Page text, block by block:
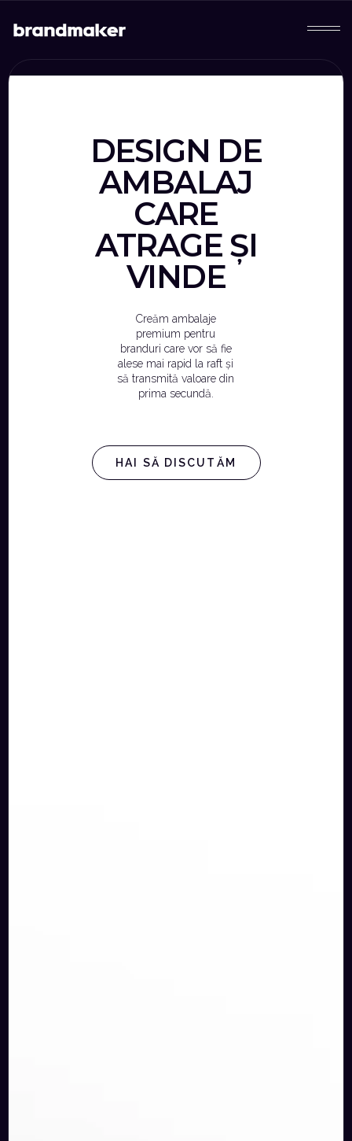
DESIGN DE
AMBALAJ
CARE
ATRAGE ȘI
VINDE
Creăm ambalaje
premium pentru
branduri care vor să fie
alese mai rapid la raft și
să transmită valoare din
prima secundă.
HAI SĂ DISCUTĂM